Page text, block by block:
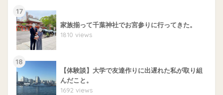
17
家族揃って千葉神社でお宮参りに行ってきた。
1810 views
18
【体験談】大学で友達作りに出遅れた私が取り組
んだこと。
1692 views